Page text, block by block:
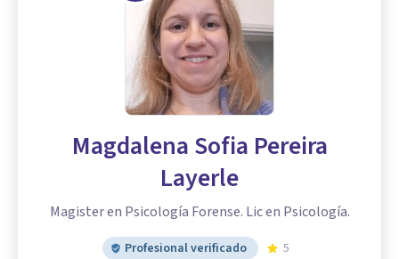
Magdalena Sofia Pereira
Layerle
Magister en Psicología Forense. Lic en Psicología.
Profesional verificado 5